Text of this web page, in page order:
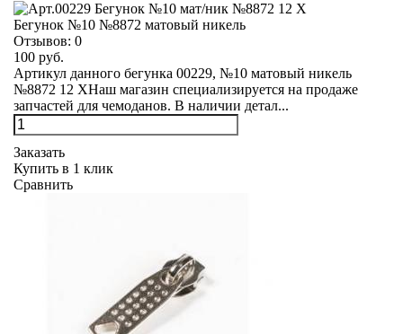
Бегунок №10 №8872 матовый никель
Отзывов: 0
100 руб.
Артикул данного бегунка 00229, №10 матовый никель
№8872 12 XНаш магазин специализируется на продаже
запчастей для чемоданов. В наличии детал...
Заказать
Купить в 1 клик
Сравнить